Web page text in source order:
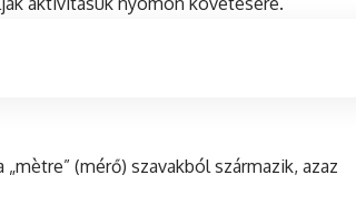
(mérő) szavakból származik, azaz